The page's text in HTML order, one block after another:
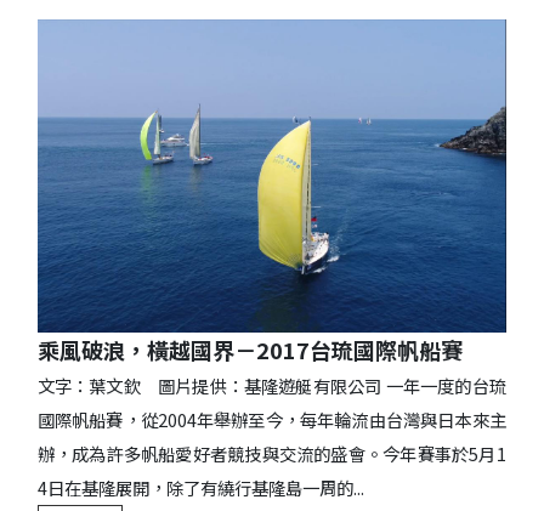
乘風破浪，橫越國界－2017台琉國際帆船賽
文字：葉文欽 圖片提供：基隆遊艇有限公司 一年一度的台琉
國際帆船賽，從2004年舉辦至今，每年輪流由台灣與日本來主
辦，成為許多帆船愛好者競技與交流的盛會。今年賽事於5月1
4日在基隆展開，除了有繞行基隆島一周的...